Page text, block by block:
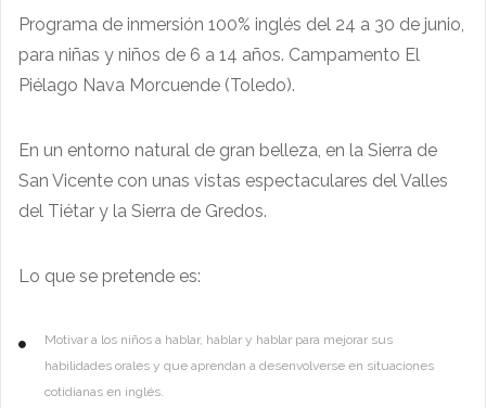
Programa de inmersión 100% inglés del 24 a 30 de junio,
para niñas y niños de 6 a 14 años. Campamento El
Piélago Nava Morcuende (Toledo).
En un entorno natural de gran belleza, en la Sierra de
San Vicente con unas vistas espectaculares del Valles
del Tiétar y la Sierra de Gredos.
Lo que se pretende es:
Motivar a los niños a hablar, hablar y hablar para mejorar sus
habilidades orales y que aprendan a desenvolverse en situaciones
cotidianas en inglés.